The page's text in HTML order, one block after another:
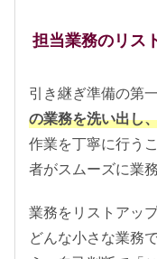
担当業務のリス
引き継ぎ準備の第一
の業務を洗い出し
作業を丁寧に行う
者がスムーズに業
業務をリストアッ
どんな小さな業務